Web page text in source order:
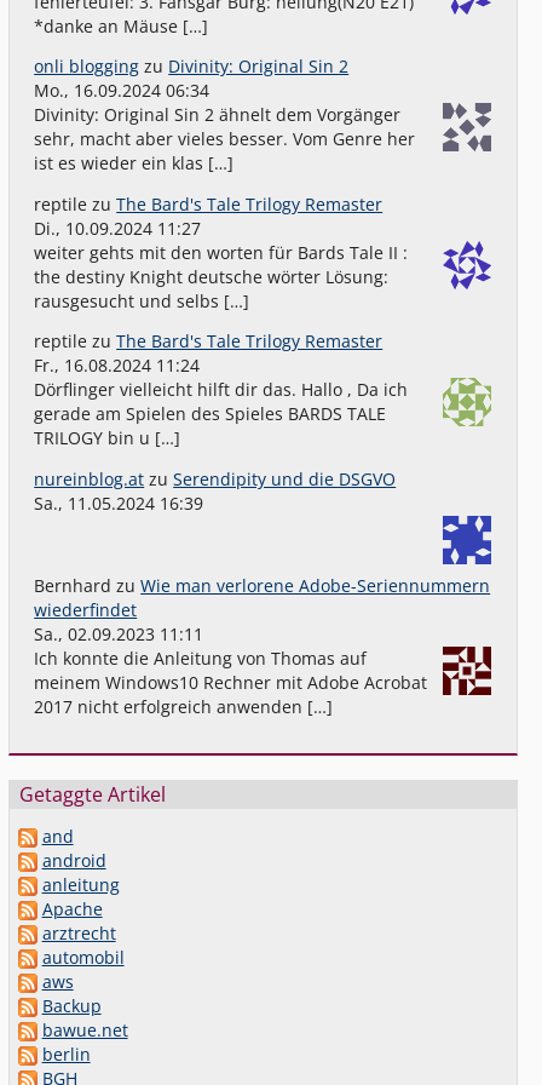
*danke an Mäuse […]
onli blogging zu Divinity: Original Sin 2
Mo., 16.09.2024 06:34
Divinity: Original Sin 2 ähnelt dem Vorgänger
sehr, macht aber vieles besser. Vom Genre her
ist es wieder ein klas […]
reptile zuThe Bard's Tale Trilogy Remaster
Di., 10.09.2024 11:27
weiter gehts mit den worten für Bards Tale II :
the destiny Knight deutsche wörter Lösung:
rausgesucht und selbs […]
reptile zuThe Bard's Tale Trilogy Remaster
Fr., 16.08.2024 11:24
Dörflinger vielleicht hilft dir das. Hallo , Da ich
gerade am Spielen des Spieles BARDS TALE
TRILOGY bin u […]
nureinblog.at zuSerendipity und die DSGVO
Sa., 11.05.2024 16:39
Bernhard zuWie man verlorene Adobe-Seriennummern
wiederfindet
Sa., 02.09.2023 11:11
Ich konnte die Anleitung von Thomas auf
meinem Windows10 Rechner mit Adobe Acrobat
2017 nicht erfolgreich anwenden […]
Getaggte Artikel
and
android
anleitung
Apache
arztrecht
automobil
aws
Backup
bawue.net
berlin
BGH